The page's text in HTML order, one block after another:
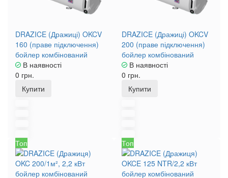
DRAZICE (Дражиці) OKCV
160 (праве підключення)
бойлер комбінований
В наявності
0 грн.
Купити
DRAZICE (Дражиці) OKCV
200 (праве підключення)
бойлер комбінований
В наявності
0 грн.
Купити
Топ Топ